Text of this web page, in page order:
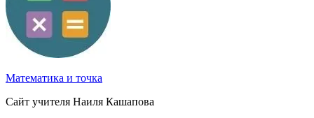
Математика и точка
Сайт учителя Наиля Кашапова